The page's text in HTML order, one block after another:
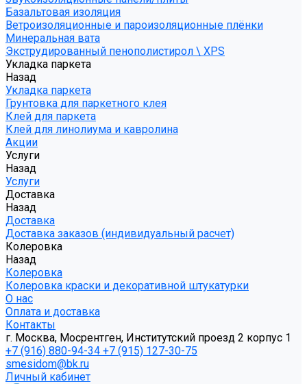
Базальтовая изоляция
Ветроизоляционные и пароизоляционные плёнки
Минеральная вата
Экструдированный пенополистирол \ XPS
Укладка паркета
Назад
Укладка паркета
Грунтовка для паркетного клея
Клей для паркета
Клей для линолиума и кавролина
Акции
Услуги
Назад
Услуги
Доставка
Назад
Доставка
Доставка заказов (индивидуальный расчет)
Колеровка
Назад
Колеровка
Колеровка краски и декоративной штукатурки
О нас
Оплата и доставка
Контакты
г. Москва, Мосрентген, Институтский проезд 2 корпус 1
+7 (916) 880-94-34 +7 (915) 127-30-75
smesidom@bk.ru
Личный кабинет